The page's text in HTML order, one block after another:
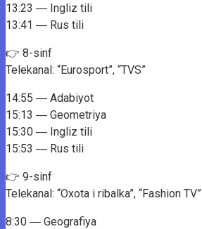
13:23 ― Ingliz tili
13:41 ― Rus tili
👉 8-sinf
Telekanal: “Eurosport”, “TVS”
14:55 ― Adabiyot
15:13 ― Geometriya
15:30 ― Ingliz tili
15:53 ― Rus tili
👉 9-sinf
Telekanal: “Oxota i ribalka”, “Fashion TV”
8:30 ― Geografiya